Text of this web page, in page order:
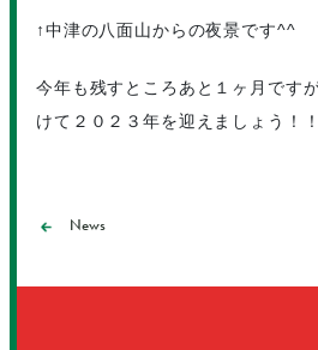
↑中津の八面山からの夜景です^^
今年も残すところあと１ヶ月です
けて２０２３年を迎えましょう！！
News